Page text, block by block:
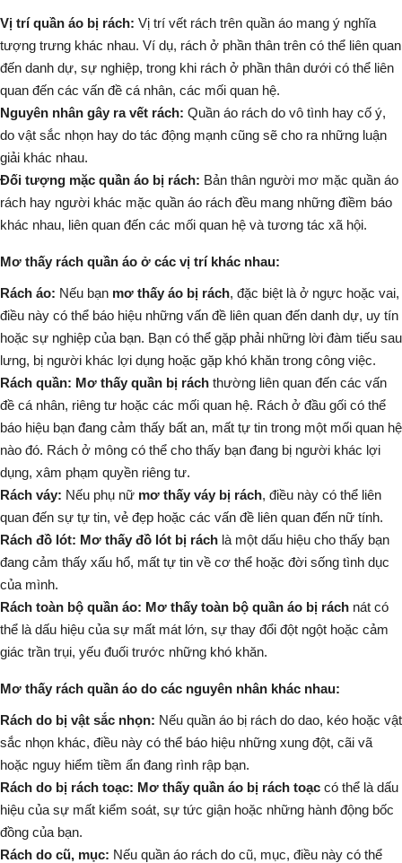
Vị trí quần áo bị rách: Vị trí vết rách trên quần áo mang ý nghĩa
tượng trưng khác nhau. Ví dụ, rách ở phần thân trên có thể liên quan
đến danh dự, sự nghiệp, trong khi rách ở phần thân dưới có thể liên
quan đến các vấn đề cá nhân, các mối quan hệ.
Nguyên nhân gây ra vết rách: Quần áo rách do vô tình hay cố ý,
do vật sắc nhọn hay do tác động mạnh cũng sẽ cho ra những luận
giải khác nhau.
Đối tượng mặc quần áo bị rách: Bản thân người mơ mặc quần áo
rách hay người khác mặc quần áo rách đều mang những điềm báo
khác nhau, liên quan đến các mối quan hệ và tương tác xã hội.
Mơ thấy rách quần áo ở các vị trí khác nhau:
Rách áo: Nếu bạn mơ thấy áo bị rách, đặc biệt là ở ngực hoặc vai,
điều này có thể báo hiệu những vấn đề liên quan đến danh dự, uy tín
hoặc sự nghiệp của bạn. Bạn có thể gặp phải những lời đàm tiếu sau
lưng, bị người khác lợi dụng hoặc gặp khó khăn trong công việc.
Rách quần: Mơ thấy quần bị rách thường liên quan đến các vấn
đề cá nhân, riêng tư hoặc các mối quan hệ. Rách ở đầu gối có thể
báo hiệu bạn đang cảm thấy bất an, mất tự tin trong một mối quan hệ
nào đó. Rách ở mông có thể cho thấy bạn đang bị người khác lợi
dụng, xâm phạm quyền riêng tư.
Rách váy: Nếu phụ nữ mơ thấy váy bị rách, điều này có thể liên
quan đến sự tự tin, vẻ đẹp hoặc các vấn đề liên quan đến nữ tính.
Rách đồ lót: Mơ thấy đồ lót bị rách là một dấu hiệu cho thấy bạn
đang cảm thấy xấu hổ, mất tự tin về cơ thể hoặc đời sống tình dục
của mình.
Rách toàn bộ quần áo: Mơ thấy toàn bộ quần áo bị rách nát có
thể là dấu hiệu của sự mất mát lớn, sự thay đổi đột ngột hoặc cảm
giác trần trụi, yếu đuối trước những khó khăn.
Mơ thấy rách quần áo do các nguyên nhân khác nhau:
Rách do bị vật sắc nhọn: Nếu quần áo bị rách do dao, kéo hoặc vật
sắc nhọn khác, điều này có thể báo hiệu những xung đột, cãi vã
hoặc nguy hiểm tiềm ẩn đang rình rập bạn.
Rách do bị rách toạc: Mơ thấy quần áo bị rách toạc có thể là dấu
hiệu của sự mất kiểm soát, sự tức giận hoặc những hành động bốc
đồng của bạn.
Rách do cũ, mục: Nếu quần áo rách do cũ, mục, điều này có thể